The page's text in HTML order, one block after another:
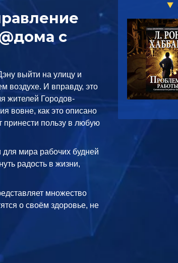
с
выйти на улицу и
воздухе. И вправду, это
жителей Городов-
вовне, как это описано
принести пользу в любую
мира рабочих будней
радость в жизни,
множество
о своём здоровье, не